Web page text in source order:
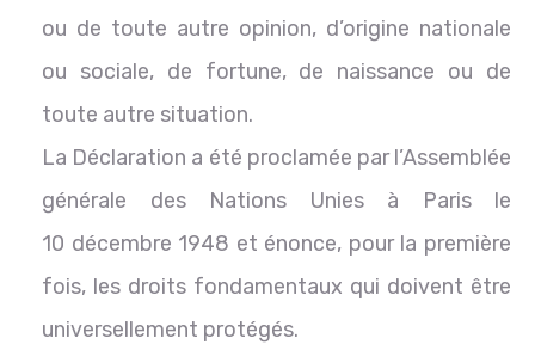
ou de toute autre opinion, d’origine nationale
ou sociale, de fortune, de naissance ou de
toute autre situation.
La Déclaration a été proclamée par l’Assemblée
générale des Nations Unies à Paris le
10 décembre 1948 et énonce, pour la première
fois, les droits fondamentaux qui doivent être
universellement protégés.